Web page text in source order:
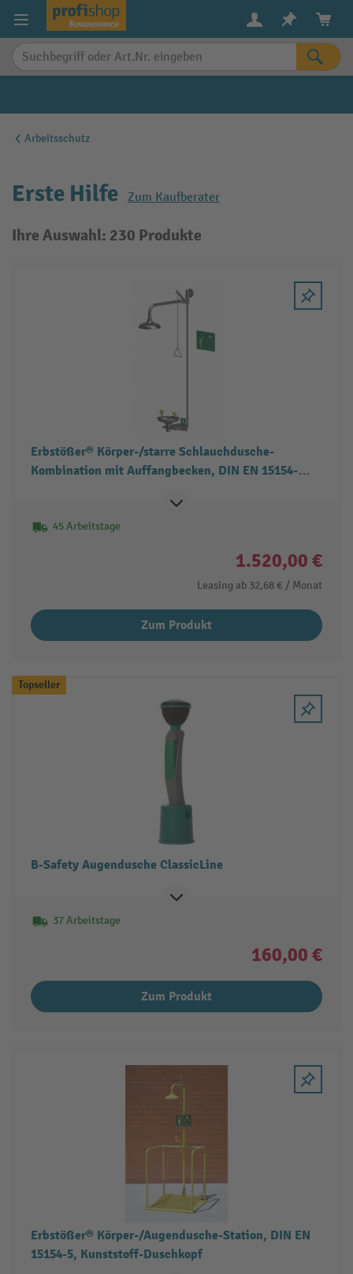
springen
Arbeitsschutz
Erste Hilfe Zum Kaufberater
Ihre Auswahl: 230 Produkte
Erbstößer® Körper-/starre Schlauchdusche-
Kombination mit Auffangbecken, DIN EN 15154-
45 Arbeitstage
1.520,00 €
Leasing ab 32,68 € / Monat
Zum Produkt
Topseller
B-Safety Augendusche ClassicLine
37 Arbeitstage
160,00 €
Zum Produkt
Erbstößer® Körper-/Augendusche-Station, DIN EN
15154-5, Kunststoff-Duschkopf